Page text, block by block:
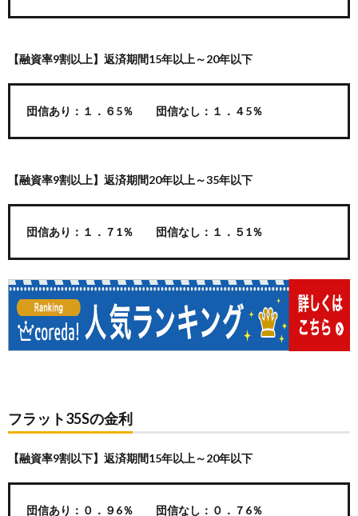
【融資率9割以上】返済期間15年以上～20年以下
団信あり：１．６5％ 団信なし：１．４5％
【融資率9割以上】返済期間20年以上～35年以下
団信あり：１．７1％ 団信なし：１．５1％
フラット35Sの金利
【融資率9割以下】返済期間15年以上～20年以下
団信あり：０．９6％ 団信なし：０．７6％